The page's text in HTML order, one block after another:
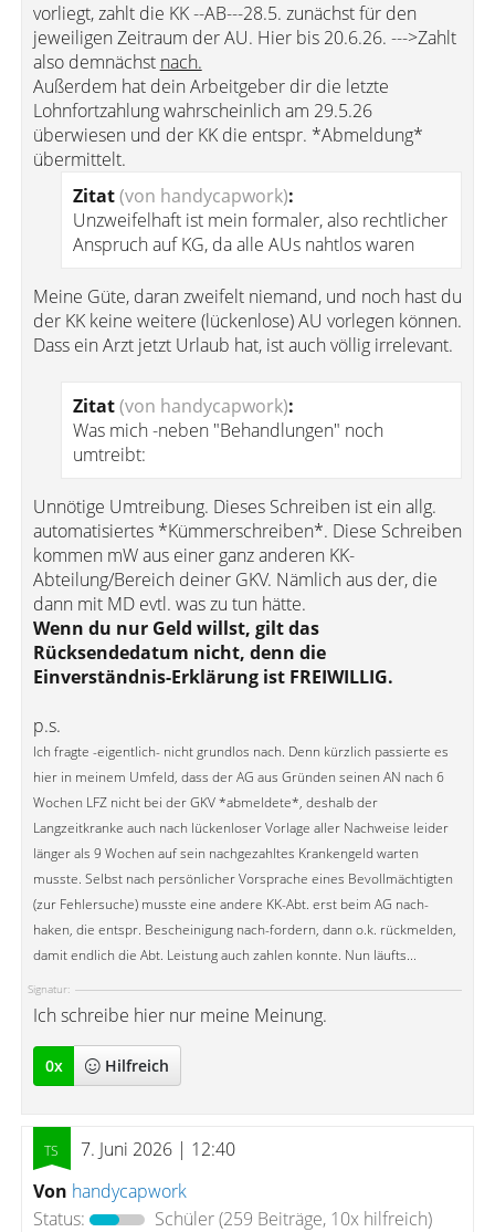
vorliegt, zahlt die KK --AB---28.5. zunächst für den
jeweiligen Zeitraum der AU. Hier bis 20.6.26. --->Zahlt
also demnächst nach.
Außerdem hat dein Arbeitgeber dir die letzte
Lohnfortzahlung wahrscheinlich am 29.5.26
überwiesen und der KK die entspr. *Abmeldung*
übermittelt.
Zitat(von handycapwork):
Unzweifelhaft ist mein formaler, also rechtlicher
Anspruch auf KG, da alle AUs nahtlos waren
Meine Güte, daran zweifelt niemand, und noch hast du
der KK keine weitere (lückenlose) AU vorlegen können.
Dass ein Arzt jetzt Urlaub hat, ist auch völlig irrelevant.
Zitat(von handycapwork):
Was mich -neben "Behandlungen" noch
umtreibt:
Unnötige Umtreibung. Dieses Schreiben ist ein allg.
automatisiertes *Kümmerschreiben*. Diese Schreiben
kommen mW aus einer ganz anderen KK-
Abteilung/Bereich deiner GKV. Nämlich aus der, die
dann mit MD evtl. was zu tun hätte.
Wenn du nur Geld willst, gilt das
Rücksendedatum nicht, denn die
Einverständnis-Erklärung ist FREIWILLIG.
p.s.
Ich fragte -eigentlich- nicht grundlos nach. Denn kürzlich passierte es
hier in meinem Umfeld, dass der AG aus Gründen seinen AN nach 6
Wochen LFZ nicht bei der GKV *abmeldete*, deshalb der
Langzeitkranke auch nach lückenloser Vorlage aller Nachweise leider
länger als 9 Wochen auf sein nachgezahltes Krankengeld warten
musste. Selbst nach persönlicher Vorsprache eines Bevollmächtigten
(zur Fehlersuche) musste eine andere KK-Abt. erst beim AG nach-
haken, die entspr. Bescheinigung nach-fordern, dann o.k. rückmelden,
damit endlich die Abt. Leistung auch zahlen konnte. Nun läufts...
Signatur:
Ich schreibe hier nur meine Meinung.
0x Hilfreich
7. Juni 2026 | 12:40
Von handycapwork
Status:
Schüler(259 Beiträge, 10x hilfreich)